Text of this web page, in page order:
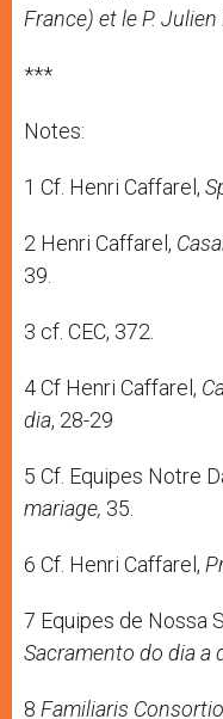
France) et le P.
***
Notes:
1 Cf. Henri Caffarel,
2 Henri Caffarel,
39.
3 cf. CEC, 372.
4 Cf Henri Caffarel,
dia, 28-29
5 Cf. Equipes Notre
mariage, 35.
6 Cf. Henri Caffarel,
7 Equipes de Nossa
Sacramento do dia a
8 Familiaris Consortio